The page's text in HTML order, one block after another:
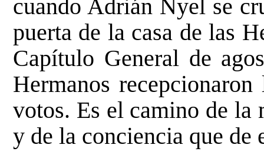
cuando Adrián Nyel se
puerta de la casa de las
Capítulo General de
Hermanos
votos. Es el camino de la
y de la conciencia que de